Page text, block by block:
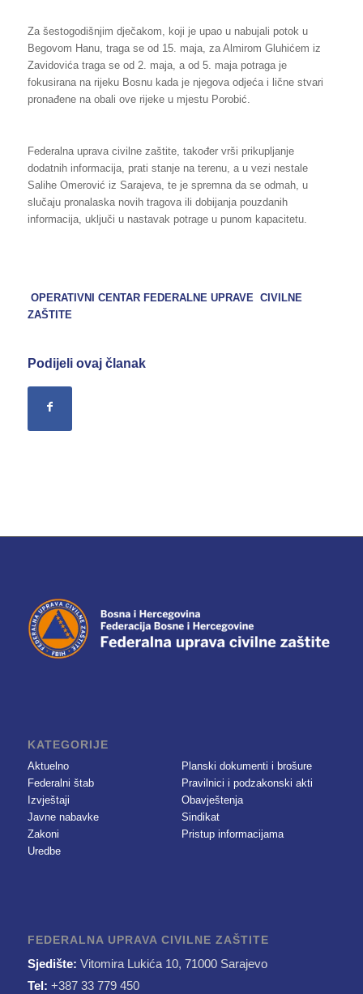
Za šestogodišnjim dječakom, koji je upao u nabujali potok u
Begovom Hanu, traga se od 15. maja, za Almirom Gluhićem iz
Zavidovića traga se od 2. maja, a od 5. maja potraga je
fokusirana na rijeku Bosnu kada je njegova odjeća i lične stvari
pronađene na obali ove rijeke u mjestu Porobić.
Federalna uprava civilne zaštite, također vrši prikupljanje
dodatnih informacija, prati stanje na terenu, a u vezi nestale
Salihe Omerović iz Sarajeva, te je spremna da se odmah, u
slučaju pronalaska novih tragova ili dobijanja pouzdanih
informacija, uključi u nastavak potrage u punom kapacitetu.
OPERATIVNI CENTAR FEDERALNE UPRAVE CIVILNE
ZAŠTITE
Podijeli ovaj članak
KATEGORIJE
Aktuelno
Federalni štab
Izvještaji
Javne nabavke
Zakoni
Uredbe
Planski dokumenti i brošure
Pravilnici i podzakonski akti
Obavještenja
Sindikat
Pristup informacijama
FEDERALNA UPRAVA CIVILNE ZAŠTITE
Sjedište: Vitomira Lukića 10, 71000 Sarajevo
Tel: +387 33 779 450